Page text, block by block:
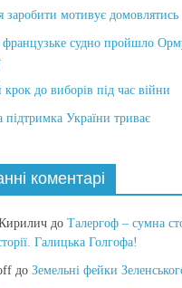
заробити мотивує домовлятись
судно пройшло
до виборів під час війни
підтримка України триває
коментарі
до Талергоф – сумна
Галицька Голгофа!
до Земельні фейки